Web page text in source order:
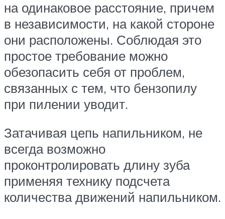
на одинаковое расстояние, причем
в независимости, на какой стороне
они расположены. Соблюдая это
простое требование можно
обезопасить себя от проблем,
связанных с тем, что бензопилу
при пилении уводит.
Затачивая цепь напильником, не
всегда возможно
проконтролировать длину зуба
применяя технику подсчета
количества движений напильником.